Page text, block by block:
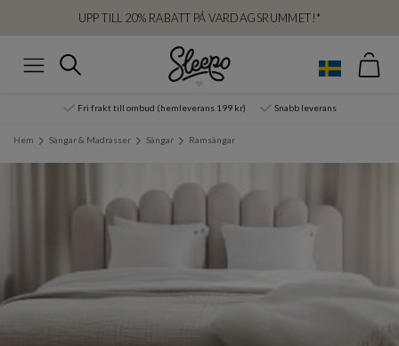
UPP TILL 20% RABATT PÅ VARDAGSRUMMET!*
Sök
Fri frakt till ombud (hemleverans 199 kr) Snabb leverans
Hem Sängar & Madrasser Sängar Ramsängar